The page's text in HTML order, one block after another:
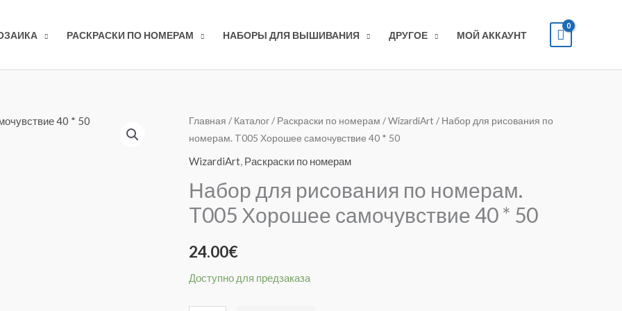
РАСКРАСКИ ПО НОМЕРАМ НАБОРЫ ДЛЯ ВЫШИВАНИЯ ДРУГОЕ МОЙ АККАУНТ
Главная / Каталог/ Раскраски по номерам /WizardiArt / Набор для рисования по
номерам. T005 Хорошее самочувствие 40 * 50
WizardiArt, Раскраски по номерам
Набор для рисования по номерам.
T005 Хорошее самочувствие 40 * 50
24.00€
Доступно для предзаказа
Количество
товара
Набор
рисования
T005
40